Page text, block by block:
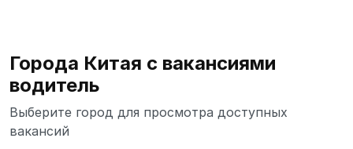
Города Китая с вакансиями
водитель
Выберите город для просмотра доступных
вакансий